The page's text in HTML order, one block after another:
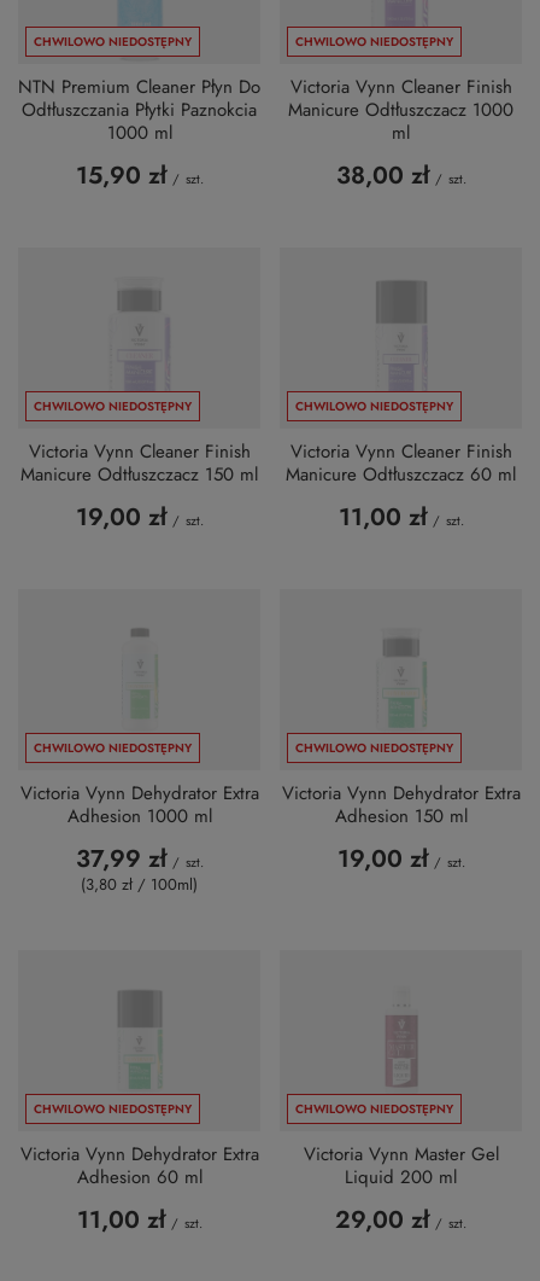
CHWILOWO NIEDOSTĘPNY
NTN Premium Cleaner Płyn Do
Odtłuszczania Płytki Paznokcia
1000 ml
15,90 zł / szt.
CHWILOWO NIEDOSTĘPNY
Victoria Vynn Cleaner Finish
Manicure Odtłuszczacz 1000
ml
38,00 zł / szt.
CHWILOWO NIEDOSTĘPNY
Victoria Vynn Cleaner Finish
Manicure Odtłuszczacz 150 ml
19,00 zł / szt.
CHWILOWO NIEDOSTĘPNY
Victoria Vynn Cleaner Finish
Manicure Odtłuszczacz 60 ml
11,00 zł / szt.
CHWILOWO NIEDOSTĘPNY
Victoria Vynn Dehydrator Extra
Adhesion 1000 ml
37,99 zł / szt.
(3,80 zł / 100ml)
CHWILOWO NIEDOSTĘPNY
Victoria Vynn Dehydrator Extra
Adhesion 150 ml
19,00 zł / szt.
CHWILOWO NIEDOSTĘPNY
Victoria Vynn Dehydrator Extra
Adhesion 60 ml
11,00 zł / szt.
CHWILOWO NIEDOSTĘPNY
Victoria Vynn Master Gel
Liquid 200 ml
29,00 zł / szt.